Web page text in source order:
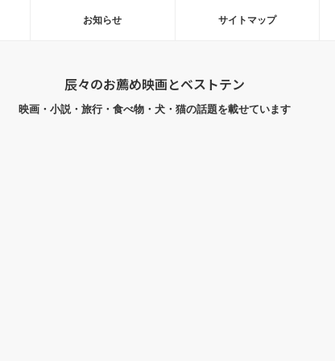
お知らせ サイトマップ
辰々のお薦め映画とベストテン
映画・小説・旅行・食べ物・犬・猫の話題を載せています